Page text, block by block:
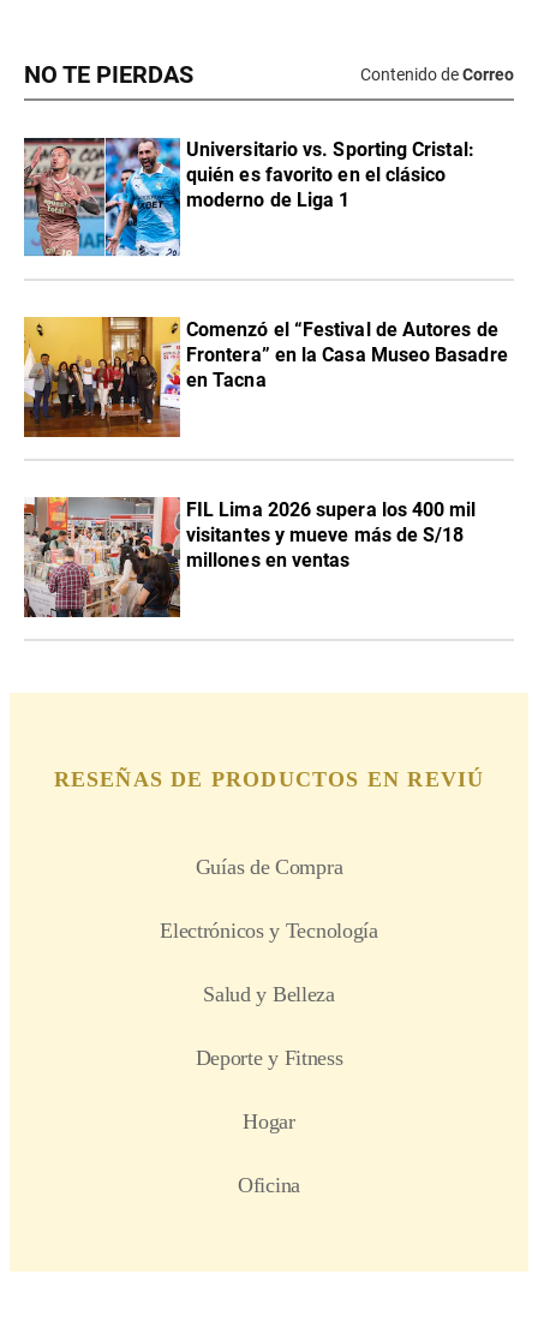
NO TE PIERDAS Contenido deCorreo
Universitario vs. Sporting Cristal:
quién es favorito en el clásico
moderno de Liga 1
Comenzó el “Festival de Autores de
Frontera” en la Casa Museo Basadre
en Tacna
FIL Lima 2026 supera los 400 mil
visitantes y mueve más de S/18
millones en ventas